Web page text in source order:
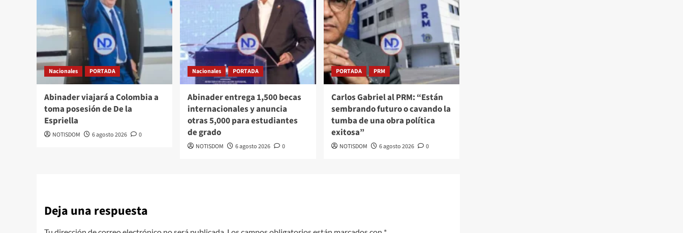
Nacionales PORTADA
Abinader viajará a Colombia a
toma posesión de De la
Espriella
NOTISDOM 6 agosto 2026 0
Nacionales PORTADA
Abinader entrega 1,500 becas
internacionales y anuncia
otras 5,000 para estudiantes
de grado
NOTISDOM 6 agosto 2026 0
PORTADA PRM
Carlos Gabriel al PRM: “Están
sembrando futuro o cavando la
tumba de una obra política
exitosa”
NOTISDOM 6 agosto 2026 0
Deja una respuesta